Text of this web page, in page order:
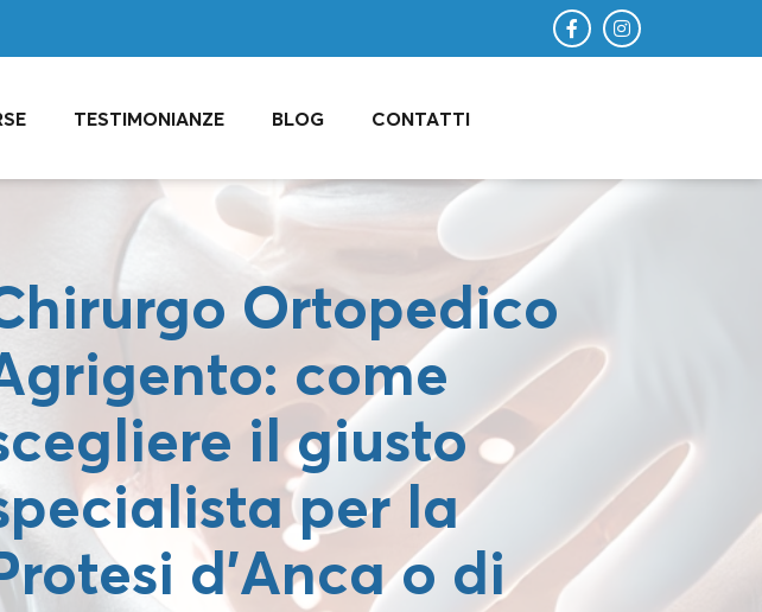
TESTIMONIANZE BLOG CONTATTI
Ortopedico
come
il giusto
per la
d’Anca o di